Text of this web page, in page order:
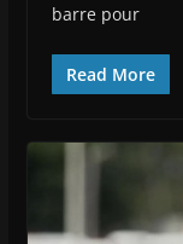
barre pour
Read More